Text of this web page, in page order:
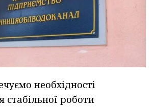
необхідності
стабільної роботи